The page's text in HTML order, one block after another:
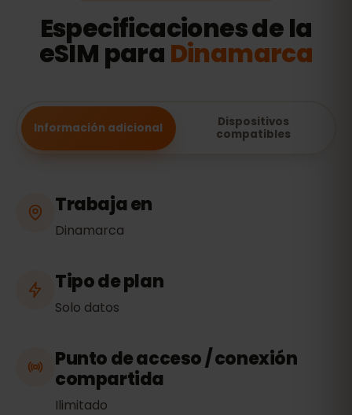
Especificaciones de la
eSIM para Dinamarca
Información adicional
Dispositivos
compatibles
Trabaja en
Dinamarca
Tipo de plan
Solo datos
Punto de acceso / conexión
compartida
Ilimitado